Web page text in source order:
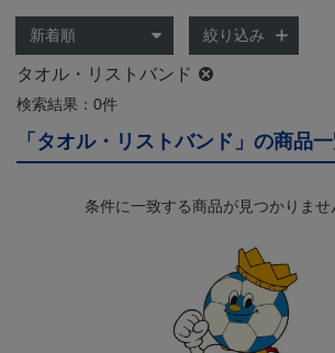
絞り込み
タオル・リストバンド
検索結果：0件
「タオル・リストバンド」の商品
条件に一致する商品が見つかりませ